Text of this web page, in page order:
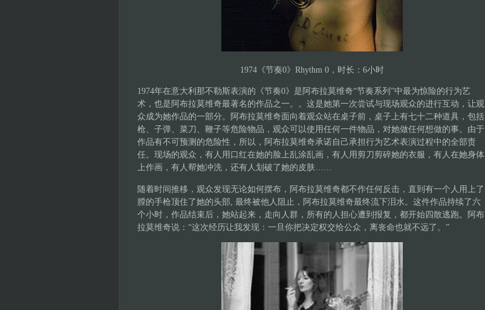
1974《节奏0》Rhythm 0，时长：6小时
1974年在意大利那不勒斯表演的《节奏0》是阿布拉莫维奇“节奏系列”中最为惊险的行为艺
术，也是阿布拉莫维奇最著名的作品之一。。这是她第一次尝试与现场观众的进行互动，让观
众成为她作品的一部分。阿布拉莫维奇面向着观众站在桌子前，桌子上有七十二种道具，包括
枪、子弹、菜刀、鞭子等危险物品，观众可以使用任何一件物品，对她做任何想做的事。由于
作品有不可预测的危险性，所以，阿布拉莫维奇承诺自己承担行为艺术表演过程中的全部责
任。现场的观众，有人用口红在她的脸上乱涂乱画，有人用剪刀剪碎她的衣服，有人在她身体
上作画，有人帮她冲洗，还有人划破了她的皮肤……
随着时间推移，观众发现无论如何摆布，阿布拉莫维奇都不作任何反击，直到有一个人用上了
膛的手枪顶住了她的头部, 最终被他人阻止，阿布拉莫维奇最终流下泪水。这件作品持续了六
个小时，作品结束后，她站起来，走向人群，所有的人担心遭到报复，都开始四散逃跑。阿布
拉莫维奇说：“这次经历让我发现：一旦你把决定权交给公众，离丧命也就不远了。”